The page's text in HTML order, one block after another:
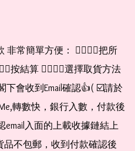
常簡單方便： 👉🏻👉🏻把所
按結算 👉🏻👉🏻選擇取貨方法
會收到Email確認👍( ☑️請於
轉數快，銀行入數，付款後
入面的上載收據鏈結上
品不包郵，收到付款確認後